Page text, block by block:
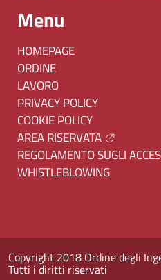
Menu
HOMEPAGE
ORDINE
LAVORO
PRIVACY POLICY
COOKIE POLICY
AREA RISERVATA
REGOLAMENTO SUGLI
WHISTLEBLOWING
Copyright 2018 Ordine degli
Tutti i diritti riservati